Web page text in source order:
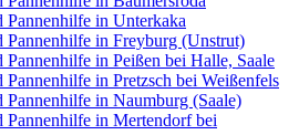
Pannenhilfe in Unterkaka
Pannenhilfe in Freyburg (Unstrut)
Pannenhilfe in Peißen bei Halle, Saale
Pannenhilfe in Pretzsch bei Weißenfels
Pannenhilfe in Naumburg (Saale)
Pannenhilfe in Mertendorf bei